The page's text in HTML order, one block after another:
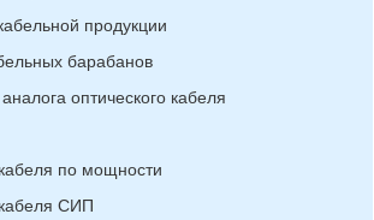
продукции
барабанов
оптического кабеля
по мощности
СИП